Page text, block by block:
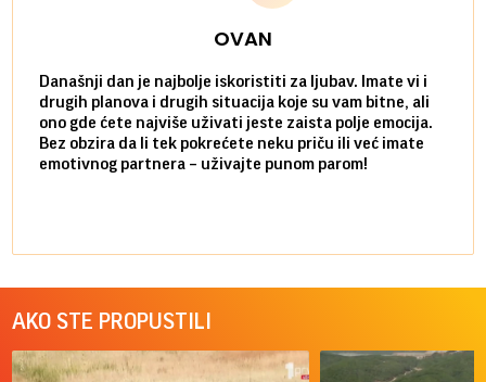
OVAN
Današnji dan je najbolje iskoristiti za ljubav. Imate vi i
drugih planova i drugih situacija koje su vam bitne, ali
ono gde ćete najviše uživati jeste zaista polje emocija.
Bez obzira da li tek pokrećete neku priču ili već imate
emotivnog partnera – uživajte punom parom!
AKO STE PROPUSTILI